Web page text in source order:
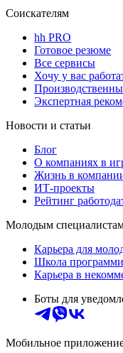
Соискателям
hh PRO
Готовое резюме
Все сервисы
Хочу у вас
Экспертная
Новости и статьи
Блог
О компаниях в
Жизнь в
ИТ-проекты
Рейтинг
Молодым
Карьера для
Школа
Карьера в
Боты для
Мобильное